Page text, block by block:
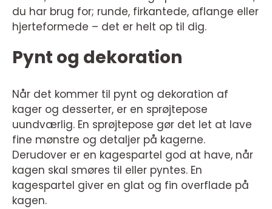
du har brug for; runde, firkantede, aflange eller
hjerteformede – det er helt op til dig.
Pynt og dekoration
Når det kommer til pynt og dekoration af
kager og desserter, er en sprøjtepose
uundværlig. En sprøjtepose gør det let at lave
fine mønstre og detaljer på kagerne.
Derudover er en kagespartel god at have, når
kagen skal smøres til eller pyntes. En
kagespartel giver en glat og fin overflade på
kagen.